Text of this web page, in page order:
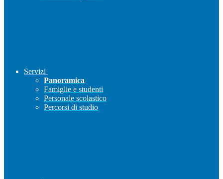
Servizi
Panoramica
Famiglie e studenti
Personale scolastico
Percorsi di studio